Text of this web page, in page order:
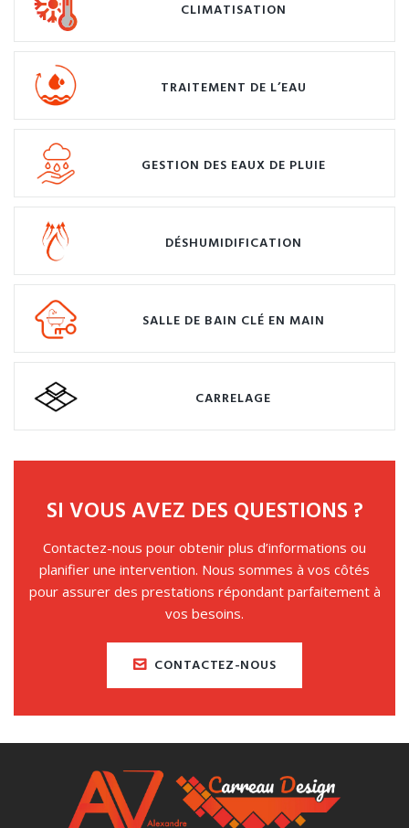
CLIMATISATION
TRAITEMENT DE L’EAU
GESTION DES EAUX DE PLUIE
DÉSHUMIDIFICATION
SALLE DE BAIN CLÉ EN MAIN
CARRELAGE
SI VOUS AVEZ DES QUESTIONS ?
Contactez-nous pour obtenir plus d’informations ou
planifier une intervention. Nous sommes à vos côtés
pour assurer des prestations répondant parfaitement à
vos besoins.
CONTACTEZ-NOUS